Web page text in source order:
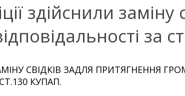
здійснили заміну
за
СВІДКІВ ЗАДЛЯ ПРИТЯГНЕННЯ
КУПАП.